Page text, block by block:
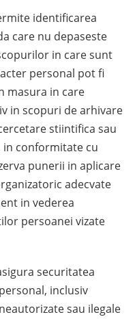
identificarea
care nu depaseste
in care sunt
personal pot fi
masura in care
in scopuri de arhivare
stiintifica sau
conformitate cu
punerii in aplicare
adecvate
in vederea
persoanei vizate
securitatea
inclusiv
sau ilegale